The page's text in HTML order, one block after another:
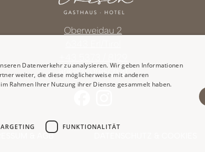
Oberweidau 2
anker@dresch.at
& AGB
Datenverkehr zu analysieren. Wir geben Informationen
weiter, die diese möglicherweise mit anderen
Rahmen Ihrer Nutzung ihrer Dienste gesammelt haben.
FUNKTIONALITÄT